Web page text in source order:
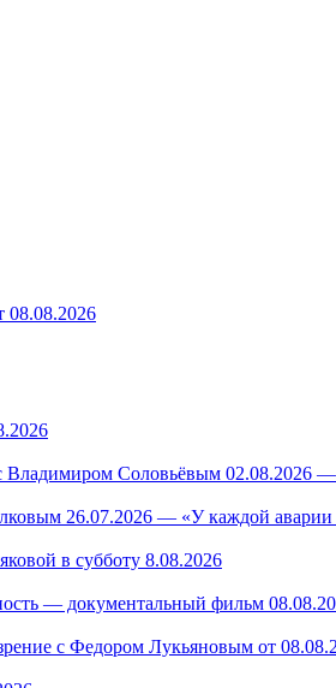
08.08.2026
Владимиром Соловьёвым 02.08.2026
26.07.2026 — «У каждой аварии
в субботу 8.08.2026
— документальный фильм
с Федором Лукьяновым от